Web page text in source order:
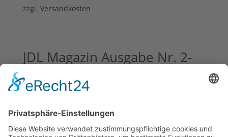
zzgl. Versandkosten
JDL Magazin Ausgabe Nr. 2-
2022
10,99€